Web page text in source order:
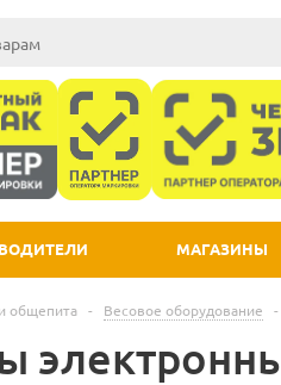
МАГАЗИНЫ
общепита - Весовое оборудование -